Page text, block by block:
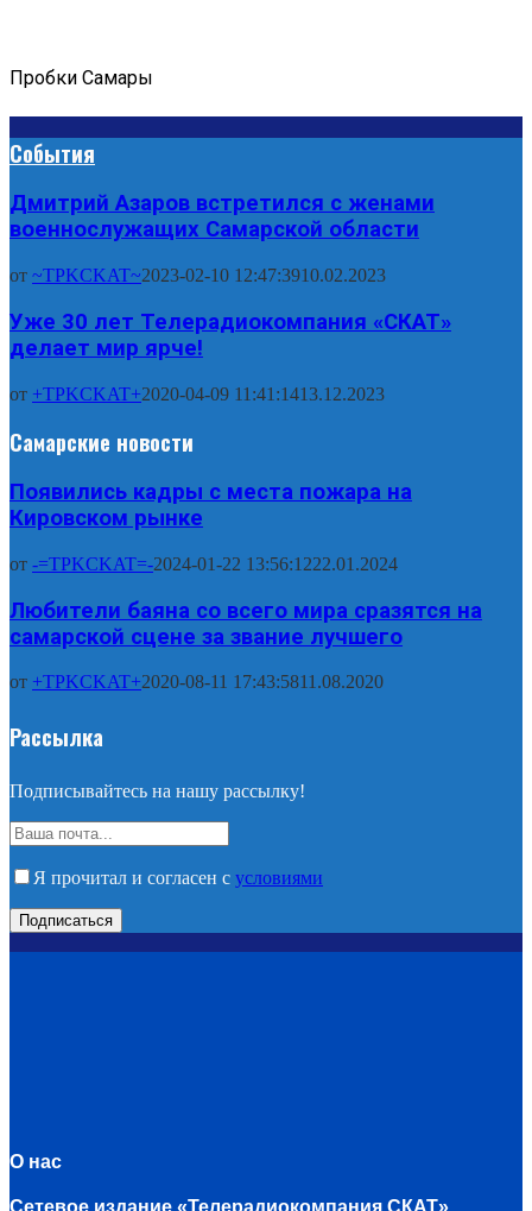
Пробки Самары
События
Дмитрий Азаров встретился с женами
военнослужащих Самарской области
от ~TPKCKAT~2023-02-10 12:47:3910.02.2023
Уже 30 лет Телерадиокомпания «СКАТ»
делает мир ярче!
от +TPKCKAT+2020-04-09 11:41:1413.12.2023
Самарские новости
Появились кадры с места пожара на
Кировском рынке
от -=TPKCKAT=-2024-01-22 13:56:1222.01.2024
Любители баяна со всего мира сразятся на
самарской сцене за звание лучшего
от +TPKCKAT+2020-08-11 17:43:5811.08.2020
Рассылка
Подписывайтесь на нашу рассылку!
Я прочитал и согласен с условиями
О нас